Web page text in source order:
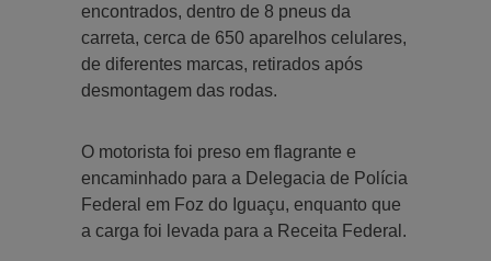
encontrados, dentro de 8 pneus da
carreta, cerca de 650 aparelhos celulares,
de diferentes marcas, retirados após
desmontagem das rodas.
O motorista foi preso em flagrante e
encaminhado para a Delegacia de Polícia
Federal em Foz do Iguaçu, enquanto que
a carga foi levada para a Receita Federal.